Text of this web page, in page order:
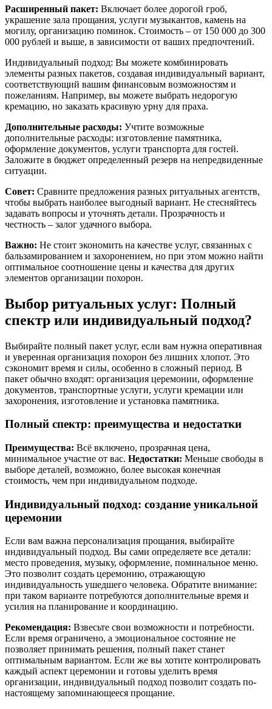
Расширенный пакет: Включает более дорогой гроб,
украшение зала прощания, услуги музыкантов, камень на
могилу, организацию поминок. Стоимость – от 150 000 до 300
000 рублей и выше, в зависимости от ваших предпочтений.
Индивидуальный подход: Вы можете комбинировать
элементы разных пакетов, создавая индивидуальный вариант,
соответствующий вашим финансовым возможностям и
пожеланиям. Например, вы можете выбрать недорогую
кремацию, но заказать красивую урну для праха.
Дополнительные расходы: Учтите возможные
дополнительные расходы: изготовление памятника,
оформление документов, услуги транспорта для гостей.
Заложите в бюджет определенный резерв на непредвиденные
ситуации.
Совет: Сравните предложения разных ритуальных агентств,
чтобы выбрать наиболее выгодный вариант. Не стесняйтесь
задавать вопросы и уточнять детали. Прозрачность и
честность – залог удачного выбора.
Важно: Не стоит экономить на качестве услуг, связанных с
бальзамированием и захоронением, но при этом можно найти
оптимальное соотношение цены и качества для других
элементов организации похорон.
Выбор ритуальных услуг: Полный
спектр или индивидуальный подход?
Выбирайте полный пакет услуг, если вам нужна оперативная
и уверенная организация похорон без лишних хлопот. Это
сэкономит время и силы, особенно в сложный период. В
пакет обычно входят: организация церемонии, оформление
документов, транспортные услуги, услуги кремации или
захоронения, изготовление и установка памятника.
Полный спектр: преимущества и недостатки
Преимущества: Всё включено, прозрачная цена,
минимальное участие от вас. Недостатки: Меньше свободы в
выборе деталей, возможно, более высокая конечная
стоимость, чем при индивидуальном подходе.
Индивидуальный подход: создание уникальной
церемонии
Если вам важна персонализация прощания, выбирайте
индивидуальный подход. Вы сами определяете все детали:
место проведения, музыку, оформление, поминальное меню.
Это позволит создать церемонию, отражающую
индивидуальность ушедшего человека. Обратите внимание:
при таком варианте потребуются дополнительные время и
усилия на планирование и координацию.
Рекомендация: Взвесьте свои возможности и потребности.
Если время ограничено, а эмоциональное состояние не
позволяет принимать решения, полный пакет станет
оптимальным вариантом. Если же вы хотите контролировать
каждый аспект церемонии и готовы уделить время
организации, индивидуальный подход позволит создать по-
настоящему запоминающееся прощание.